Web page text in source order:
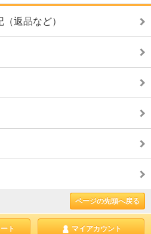
返品など）
ページの先頭へ戻る
ト マイアカウント